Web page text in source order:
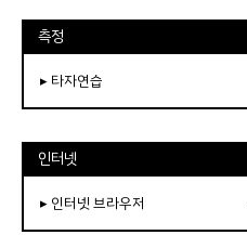
측정
▸ 타자연습
인터넷
▸ 인터넷 브라우저